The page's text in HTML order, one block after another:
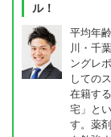
ル！
平均年
川・千
ングレ
しての
在籍す
宅」と
す。薬